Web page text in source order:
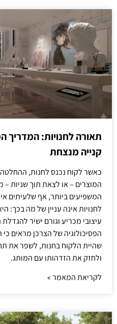
תאורה לחנויות: המדריך
קנייה מנצחת
כאשר לקוח נכנס לחנות,
המוצרים – או לצאת תוך שניות –
המשפיעים ביותר, אף שלעיתים
לחנויות אינה עניין של מה בכך:
עיצובי מכריע וגורם ישיר
הפסיכולוגיה של הצרכן מראים
שהיית הלקוח בחנות, לשפר את
ולחזק את הזדהותו עם המותג.
לקריאת המאמר »